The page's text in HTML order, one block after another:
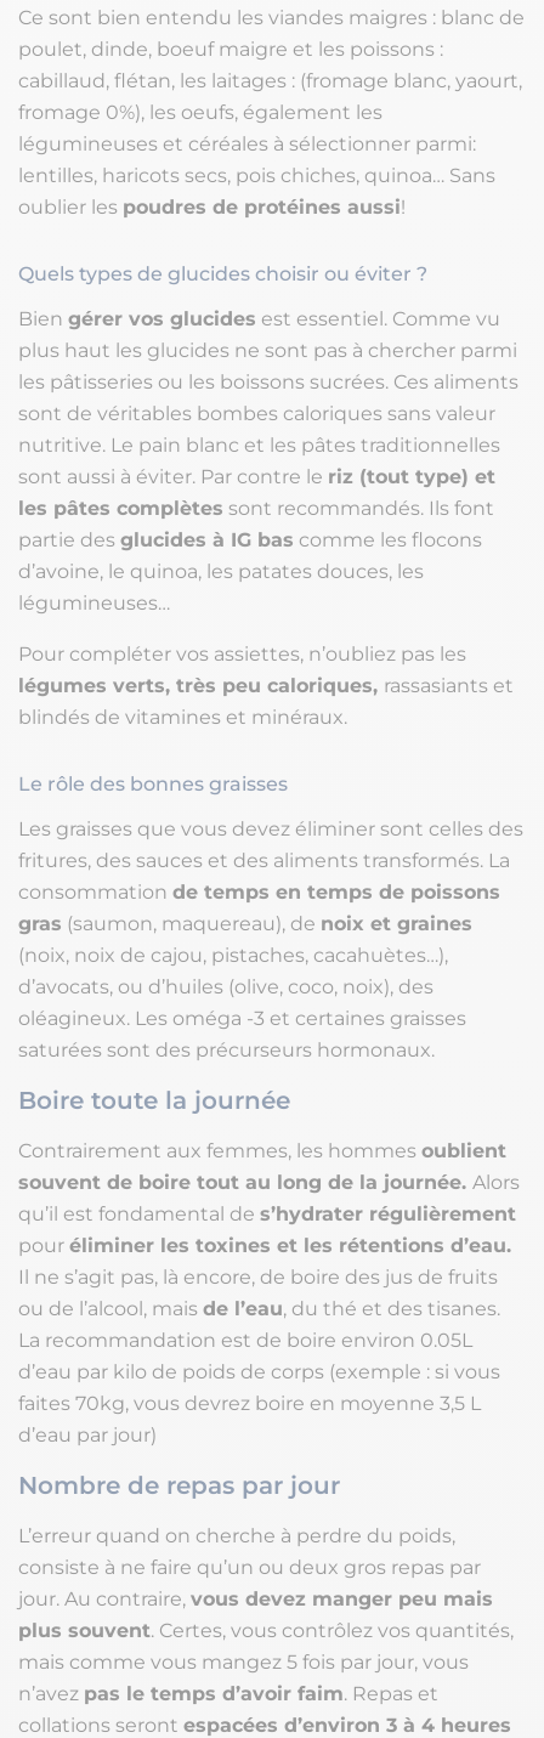
Ce sont bien entendu les viandes maigres : blanc de
poulet, dinde, boeuf maigre et les poissons :
cabillaud, flétan, les laitages : (fromage blanc, yaourt,
fromage 0%), les oeufs, également les
légumineuses et céréales à sélectionner parmi:
lentilles, haricots secs, pois chiches, quinoa… Sans
oublier les poudres de protéines aussi!
Quels types de glucides choisir ou éviter ?
Bien gérer vos glucides est essentiel. Comme vu
plus haut les glucides ne sont pas à chercher parmi
les pâtisseries ou les boissons sucrées. Ces aliments
sont de véritables bombes caloriques sans valeur
nutritive. Le pain blanc et les pâtes traditionnelles
sont aussi à éviter. Par contre le riz (tout type) et
les pâtes complètes sont recommandés. Ils font
partie des glucides à IG bas comme les flocons
d’avoine, le quinoa, les patates douces, les
légumineuses…
Pour compléter vos assiettes, n’oubliez pas les
légumes verts, très peu caloriques, rassasiants et
blindés de vitamines et minéraux.
Le rôle des bonnes graisses
Les graisses que vous devez éliminer sont celles des
fritures, des sauces et des aliments transformés. La
consommation de temps en temps de poissons
gras (saumon, maquereau), de noix et graines
(noix, noix de cajou, pistaches, cacahuètes…),
d’avocats, ou d’huiles (olive, coco, noix), des
oléagineux. Les oméga -3 et certaines graisses
saturées sont des précurseurs hormonaux.
Boire toute la journée
Contrairement aux femmes, les hommes oublient
souvent de boire tout au long de la journée. Alors
qu’il est fondamental de s’hydrater régulièrement
pour éliminer les toxines et les rétentions d’eau.
Il ne s’agit pas, là encore, de boire des jus de fruits
ou de l’alcool, mais de l’eau, du thé et des tisanes.
La recommandation est de boire environ 0.05L
d’eau par kilo de poids de corps (exemple : si vous
faites 70kg, vous devrez boire en moyenne 3,5 L
d’eau par jour)
Nombre de repas par jour
L’erreur quand on cherche à perdre du poids,
consiste à ne faire qu’un ou deux gros repas par
jour. Au contraire, vous devez manger peu mais
plus souvent. Certes, vous contrôlez vos quantités,
mais comme vous mangez 5 fois par jour, vous
n’avez pas le temps d’avoir faim. Repas et
collations seront espacées d’environ 3 à 4 heures